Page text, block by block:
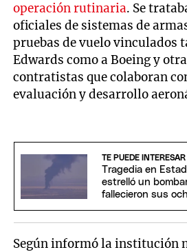
operación rutinaria. Se
oficiales de sistemas de
pruebas de vuelo vinculados
Edwards como a Boeing y
contratistas que colaboran
evaluación y desarrollo
TE PUEDE INTERESAR
Tragedia en
estrelló un
fallecieron sus
Según informó la institución